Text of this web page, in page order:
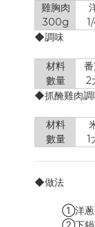
雞胸肉
300g
◆調味
材料
數量
2
◆抓醃雞肉調
材料
數量
1
◆做法
①洋蔥